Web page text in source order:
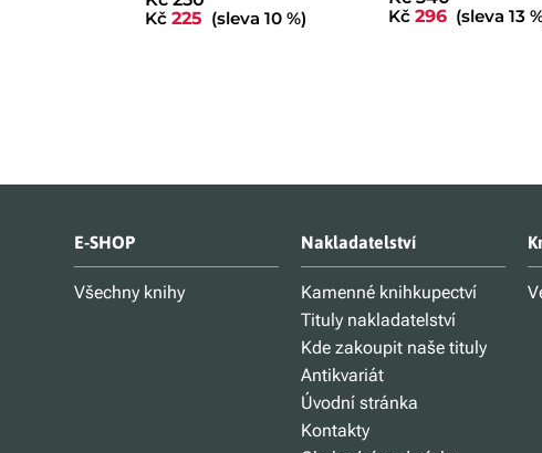
Kč225 (sleva 10 %)
Kč296 (sleva 13
E-SHOP
Všechny knihy
Nakladatelství
Kamenné knihkupectví
Tituly nakladatelství
Kde zakoupit naše tituly
Antikvariát
Úvodní stránka
Kontakty